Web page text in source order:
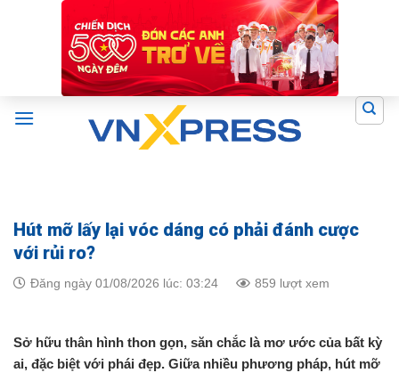
Hút mỡ lấy lại vóc dáng có phải đánh cược
với rủi ro?
Đăng ngày 01/08/2026 lúc: 03:24 859 lượt xem
Sở hữu thân hình thon gọn, săn chắc là mơ ước của bất kỳ
ai, đặc biệt với phái đẹp. Giữa nhiều phương pháp, hút mỡ